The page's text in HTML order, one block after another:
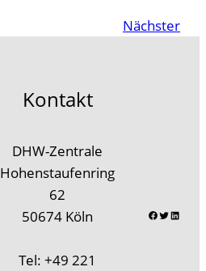
Nächster
Kontakt
DHW-Zentrale
Hohenstaufenring
62
50674 Köln
Tel: +49 221